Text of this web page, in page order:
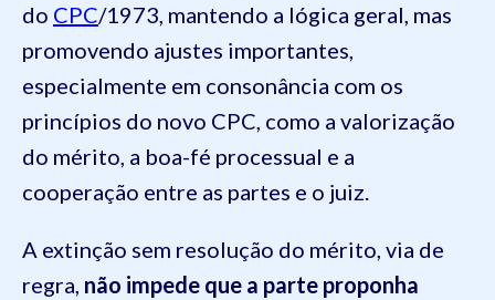
do CPC/1973, mantendo a lógica geral, mas
promovendo ajustes importantes,
especialmente em consonância com os
princípios do novo CPC, como a valorização
do mérito, a boa-fé processual e a
cooperação entre as partes e o juiz.
A extinção sem resolução do mérito, via de
regra, não impede que a parte proponha